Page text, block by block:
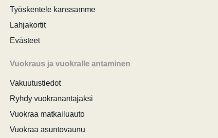
Työskentele kanssamme
Lahjakortit
Evästeet
Vuokraus ja vuokralle antaminen
Vakuutustiedot
Ryhdy vuokranantajaksi
Vuokraa matkailuauto
Vuokraa asuntovaunu